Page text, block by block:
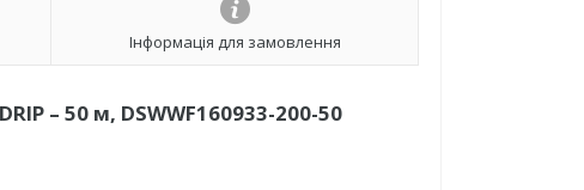
Інформація для замовлення
– 50 м, DSWWF160933-200-50